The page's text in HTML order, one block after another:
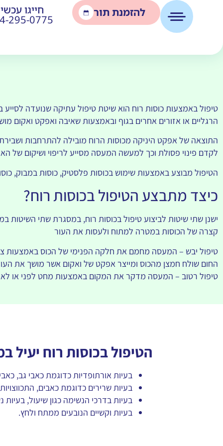
להזמנת תור חייגו
295-0775
טיפול באמצעות כוסות רוח הוא שיטת טיפול עתיקה שנועדה
הרגליים או אזורים אחרים בגוף ובאמצעות שאיבה ואפקט ואקום
התוצאה של אפקט היניקה מכוסות הרוח מובילה להתרחבות
לקדם פינוי פסולת וכך למעשה המעסה מסייע לריפוי ושיקום של
הטיפול מבוצע באמצעות שימוש בכוסות פלסטיק, כוסות במבוק,
כיצד מתבצע הטיפול בכוסות רוח?
ישנן שתי שיטות לביצוע טיפול בכוסות רוח, במסגרת שתי
קצרה של הכוסות במטרה למתוח ולעסות את העור
טיפול יבש – המעסה מחמם את חלקה הפנימי של הכוס באמצעות
החום שולח חמצן מהכוס ומייצר אפקט של ואקום אשר מושך את
טיפול רטוב – המעסה מדקר את המקום באמצעות מחט לפני או
הטיפול בכוסות רוח יעיל
בעיות אורתופדיות כדוגמת כאבי גב,
בעיות שרירים כדוגמת כאבים,
בעיות בדרכי הנשימה כגון שיעול, בעיות
בעיות וקשיים הנובעים ממתח ולחץ.